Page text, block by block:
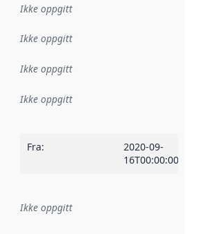
Ikke oppgitt
Ikke oppgitt
Ikke oppgitt
:
Ikke oppgitt
Fra:
2020-09-
16T00:00:00Z
Referanse til en implementasjonsregel
Ikke oppgitt